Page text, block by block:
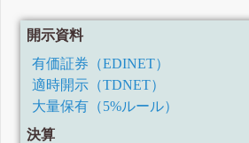
開示資料
有価証券（EDINET）
適時開示（TDNET）
大量保有（5%ルール）
決算